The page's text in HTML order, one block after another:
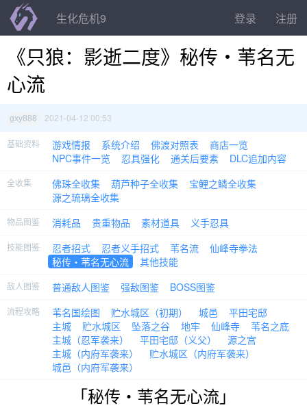
登录 注册
生化危机9
《只狼：影逝二度》秘传・苇名无
心流
gxy888 2021-04-12 00:53
基础资料 游戏情报 系统介绍 佛渡对照表
商店一览
NPC事件一览
忍具强化 通关后要素 DLC追加内容
全收集 佛珠全收集 葫芦种子全收集
宝鲤之鳞全收集
源之琉璃全收集
物品图鉴 消耗品 贵重物品 素材道具 义手忍具
技能图鉴 忍者招式 忍者义手招式 苇名流
仙峰寺拳法
秘传・苇名无心流
其他技能
敌人图鉴 普通敌人图鉴 强敌图鉴 BOSS图鉴
流程攻略 苇名国绘图 贮水城区（初期） 城邑
平田宅邸
主城
贮水城区 坠落之谷 地牢 仙峰寺
苇名之底
主城（忍军袭来）
平田宅邸（义父）
源之宫
主城（内府军袭来）
贮水城区（内府军袭来）
城邑（内府军袭来）
「秘传・苇名无心流」